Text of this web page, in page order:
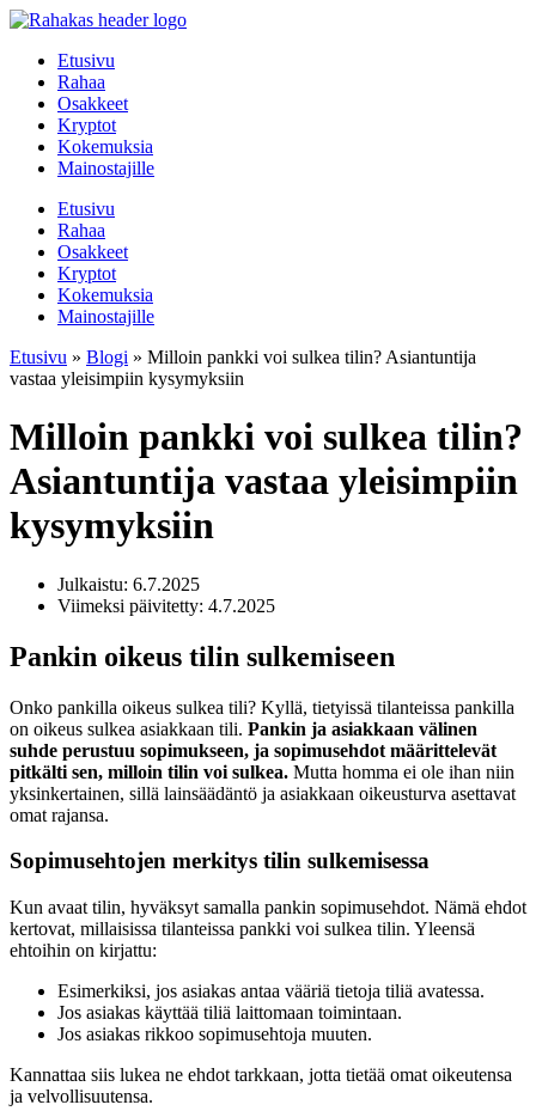
Mene
Etusivu
Rahaa
Osakkeet
Kryptot
Kokemuksia
Mainostajille
Etusivu
Rahaa
Osakkeet
Kryptot
Kokemuksia
Mainostajille
Etusivu » Blogi » Milloin pankki voi sulkea tilin? Asiantuntija
vastaa yleisimpiin kysymyksiin
Milloin pankki voi sulkea tilin?
Asiantuntija vastaa yleisimpiin
kysymyksiin
Julkaistu: 6.7.2025
Viimeksi päivitetty: 4.7.2025
Pankin oikeus tilin sulkemiseen
Onko pankilla oikeus sulkea tili? Kyllä, tietyissä tilanteissa pankilla
on oikeus sulkea asiakkaan tili. Pankin ja asiakkaan välinen
suhde perustuu sopimukseen, ja sopimusehdot määrittelevät
pitkälti sen, milloin tilin voi sulkea. Mutta homma ei ole ihan niin
yksinkertainen, sillä lainsäädäntö ja asiakkaan oikeusturva asettavat
omat rajansa.
Sopimusehtojen merkitys tilin sulkemisessa
Kun avaat tilin, hyväksyt samalla pankin sopimusehdot. Nämä ehdot
kertovat, millaisissa tilanteissa pankki voi sulkea tilin. Yleensä
ehtoihin on kirjattu:
Esimerkiksi, jos asiakas antaa vääriä tietoja tiliä avatessa.
Jos asiakas käyttää tiliä laittomaan toimintaan.
Jos asiakas rikkoo sopimusehtoja muuten.
Kannattaa siis lukea ne ehdot tarkkaan, jotta tietää omat oikeutensa
ja velvollisuutensa.